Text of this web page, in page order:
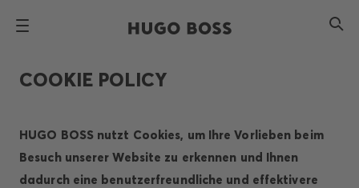
COOKIE POLICY
HUGO BOSS nutzt Cookies, um Ihre Vorlieben beim
Besuch unserer Website zu erkennen und Ihnen
dadurch eine benutzerfreundliche und effektivere